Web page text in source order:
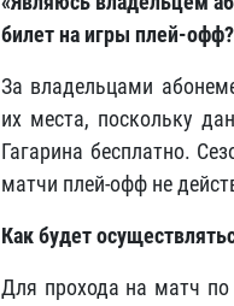
билет на игры плей-
За владельцами
их места, поскольку
Гагарина бесплатно.
матчи плей-офф не
Как будет
Для прохода на матч по